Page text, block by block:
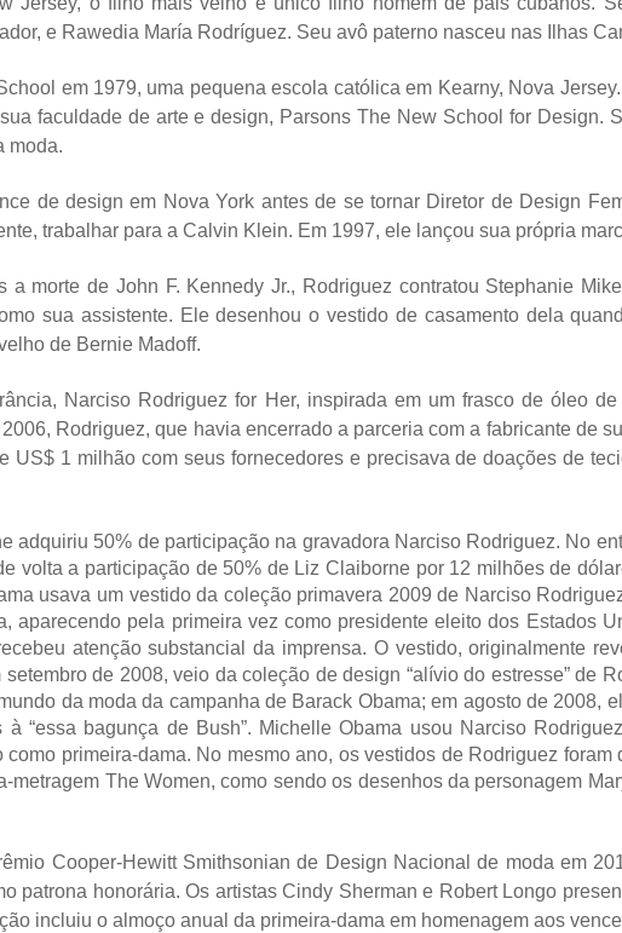
e Rawedia María Rodríguez. Seu avô paterno nasceu nas Ilhas
em 1979, uma pequena escola católica em Kearny, Nova
faculdade de arte e design, Parsons The New School for Design.
moda.
de design em Nova York antes de se tornar Diretor de Design
trabalhar para a Calvin Klein. Em 1997, ele lançou sua própria
a morte de John F. Kennedy Jr., Rodriguez contratou Stephanie
sua assistente. Ele desenhou o vestido de casamento dela
de Bernie Madoff.
Narciso Rodriguez for Her, inspirada em um frasco de óleo de
Rodriguez, que havia encerrado a parceria com a fabricante de
US$ 1 milhão com seus fornecedores e precisava de doações de
adquiriu 50% de participação na gravadora Narciso Rodriguez. No
volta a participação de 50% de Liz Claiborne por 12 milhões de
usava um vestido da coleção primavera 2009 de Narciso
aparecendo pela primeira vez como presidente eleito dos Estados
atenção substancial da imprensa. O vestido, originalmente
de 2008, veio da coleção de design “alívio do estresse” de
da moda da campanha de Barack Obama; em agosto de 2008,
“essa bagunça de Bush”. Michelle Obama usou Narciso
primeira-dama. No mesmo ano, os vestidos de Rodriguez foram
metragem The Women, como sendo os desenhos da personagem
Cooper-Hewitt Smithsonian de Design Nacional de moda em
patrona honorária. Os artistas Cindy Sherman e Robert Longo
incluiu o almoço anual da primeira-dama em homenagem aos